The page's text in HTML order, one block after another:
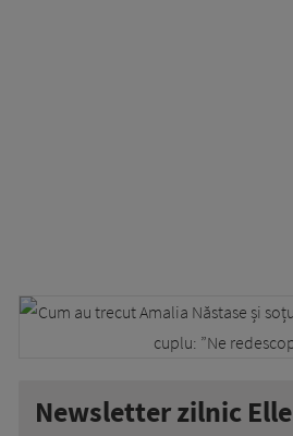
Newsletter zilnic Elle